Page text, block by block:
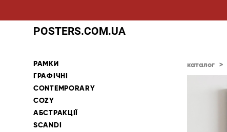
POSTERS.COM.UA
РАМКИ
ГРАФІЧНІ
CONTEMPORARY
COZY
АБСТРАКЦІЇ
SCANDI
каталог >